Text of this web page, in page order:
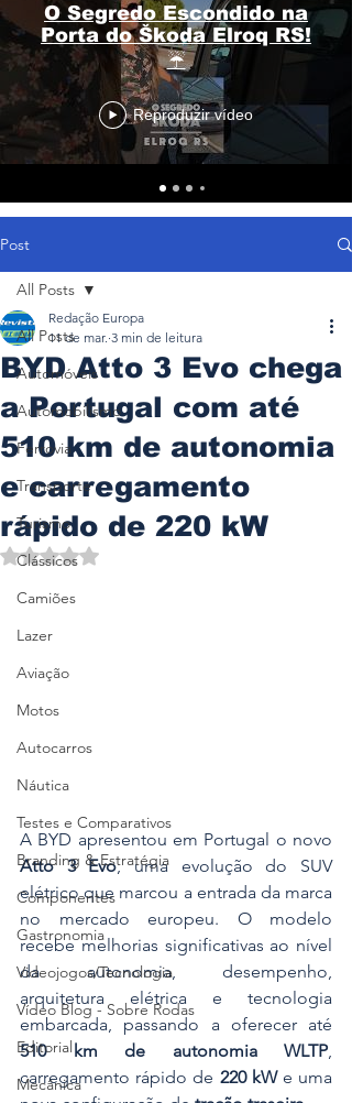
O Segredo Escondido na
Porta do Škoda Elroq RS!
☔
Reproduzir vídeo
Post
All Posts
Automóveis
Automobilismo
Ferrovia
Transporte
Turismo
Clássicos
Camiões
Lazer
Aviação
Motos
Autocarros
Náutica
Testes e Comparativos
Branding & Estratégia
Componentes
Gastronomia
Videojogos/Tecnologia
Vídeo Blog - Sobre Rodas
Editorial
Mecânica
All Posts
BYD Atto 3 Evo chega
a Portugal com até
510 km de autonomia
e carregamento
rápido de 220 kW
Redação Europa
11 de mar. 3 min de leitura
Avaliado com NaN de 5 estrelas.
Atto 3 Evo, uma evolução do SUV
elétrico que marcou a entrada da marca
no mercado europeu. O modelo
recebe melhorias significativas ao nível
da autonomia, desempenho,
arquitetura elétrica e tecnologia
510 km de autonomia WLTP,
carregamento rápido de 220 kW e uma